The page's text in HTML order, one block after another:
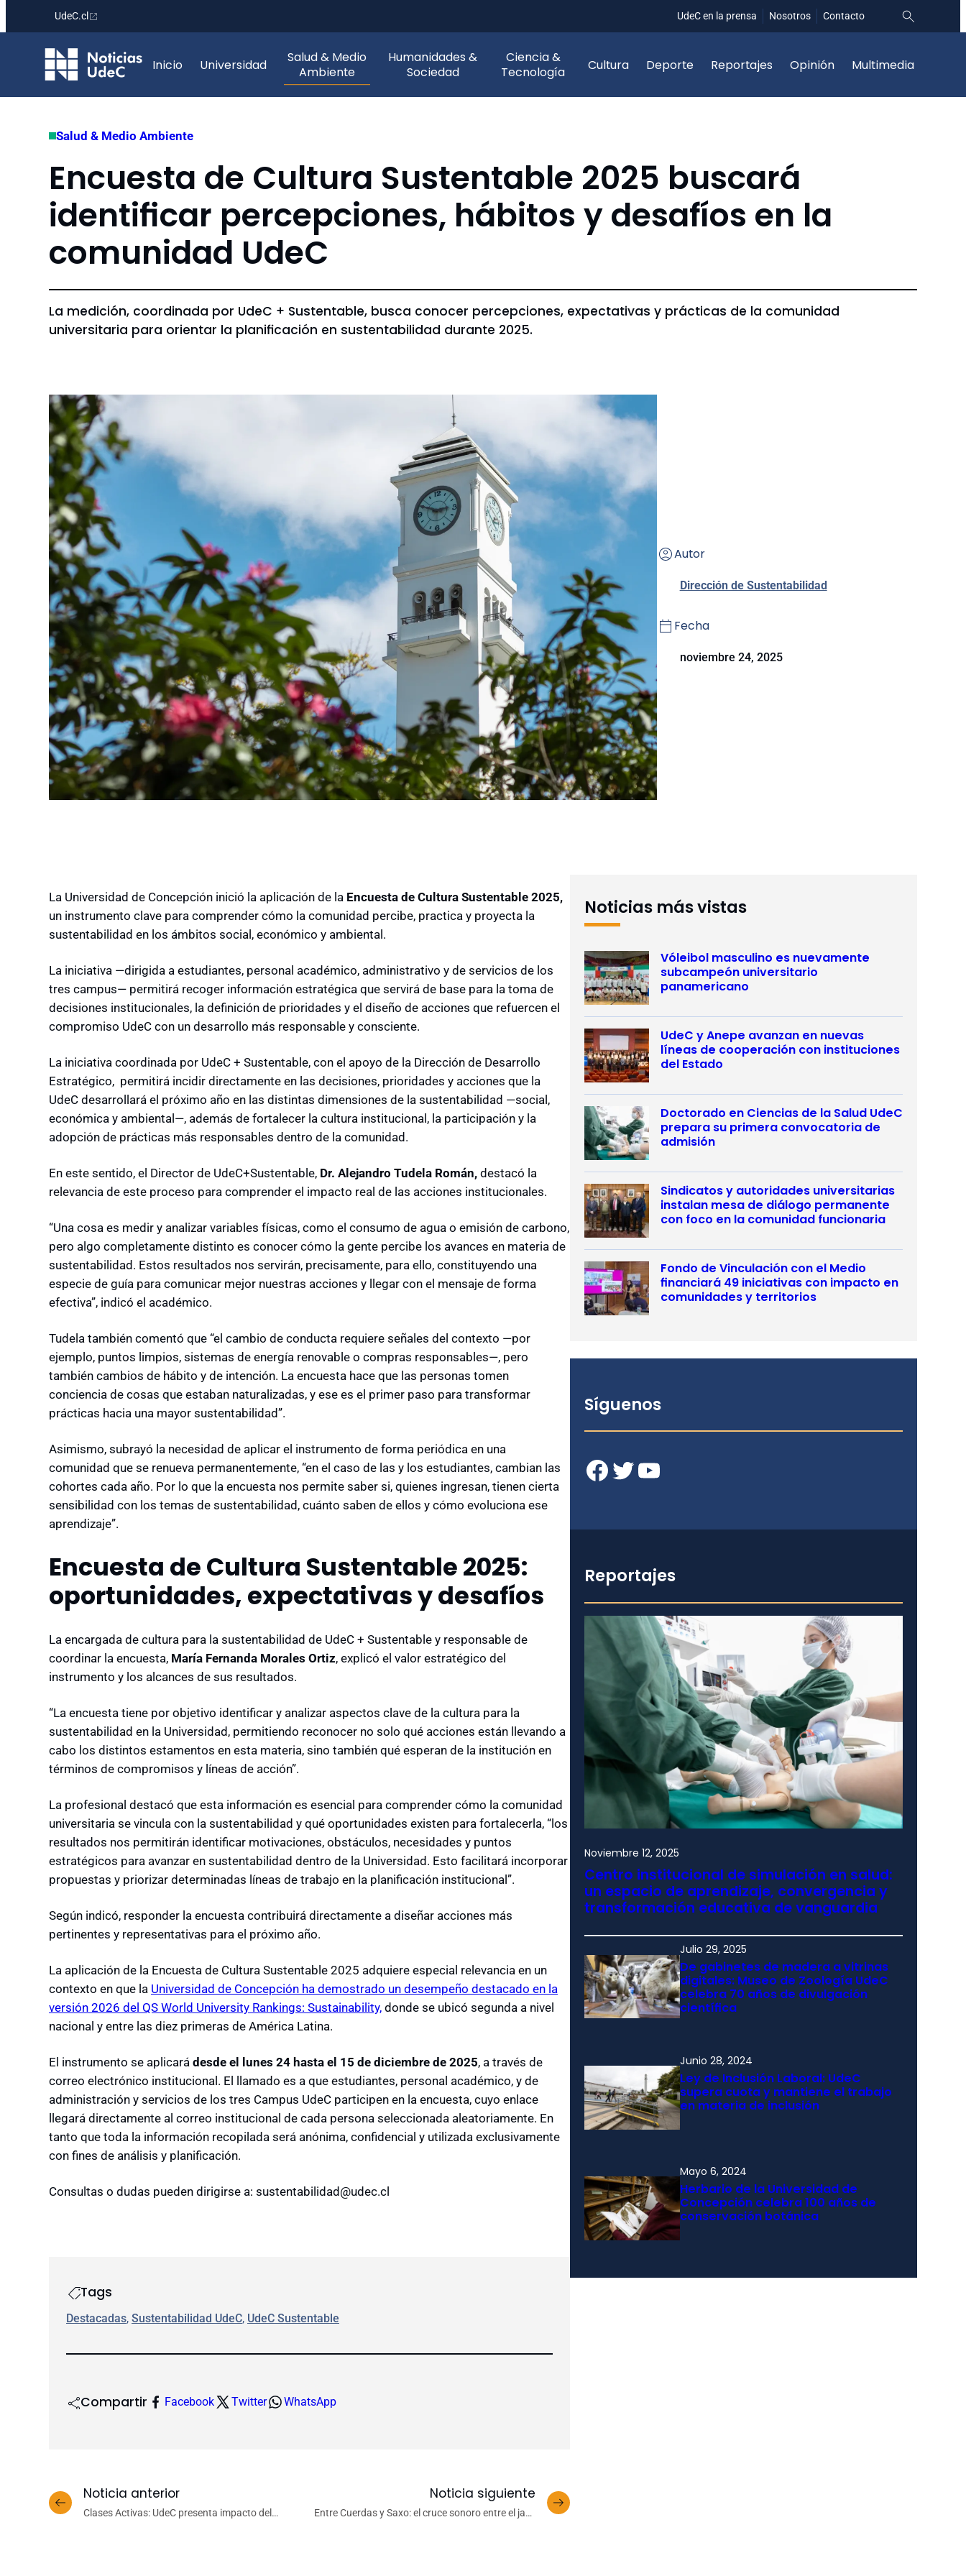
contenido
UdeC.cl UdeC en la prensa Nosotros Contacto
Inicio Universidad
Salud & Medio
Ambiente
Humanidades &
Sociedad
Ciencia &
Tecnología
Cultura Deporte Reportajes Opinión Multimedia
Salud & Medio Ambiente
Encuesta de Cultura Sustentable 2025 buscará
identificar percepciones, hábitos y desafíos en la
comunidad UdeC
La medición, coordinada por UdeC + Sustentable, busca conocer percepciones, expectativas y prácticas de la comunidad
universitaria para orientar la planificación en sustentabilidad durante 2025.
Autor
Dirección de Sustentabilidad
Fecha
noviembre 24, 2025
La Universidad de Concepción inició la aplicación de la Encuesta de Cultura Sustentable 2025,
un instrumento clave para comprender cómo la comunidad percibe, practica y proyecta la
sustentabilidad en los ámbitos social, económico y ambiental.
La iniciativa —dirigida a estudiantes, personal académico, administrativo y de servicios de los
tres campus— permitirá recoger información estratégica que servirá de base para la toma de
decisiones institucionales, la definición de prioridades y el diseño de acciones que refuercen el
compromiso UdeC con un desarrollo más responsable y consciente.
La iniciativa coordinada por UdeC + Sustentable, con el apoyo de la Dirección de Desarrollo
Estratégico, permitirá incidir directamente en las decisiones, prioridades y acciones que la
UdeC desarrollará el próximo año en las distintas dimensiones de la sustentabilidad —social,
económica y ambiental—, además de fortalecer la cultura institucional, la participación y la
adopción de prácticas más responsables dentro de la comunidad.
En este sentido, el Director de UdeC+Sustentable, Dr. Alejandro Tudela Román, destacó la
relevancia de este proceso para comprender el impacto real de las acciones institucionales.
“Una cosa es medir y analizar variables físicas, como el consumo de agua o emisión de carbono,
pero algo completamente distinto es conocer cómo la gente percibe los avances en materia de
sustentabilidad. Estos resultados nos servirán, precisamente, para ello, constituyendo una
especie de guía para comunicar mejor nuestras acciones y llegar con el mensaje de forma
efectiva”, indicó el académico.
Tudela también comentó que “el cambio de conducta requiere señales del contexto —por
ejemplo, puntos limpios, sistemas de energía renovable o compras responsables—, pero
también cambios de hábito y de intención. La encuesta hace que las personas tomen
conciencia de cosas que estaban naturalizadas, y ese es el primer paso para transformar
prácticas hacia una mayor sustentabilidad”.
Asimismo, subrayó la necesidad de aplicar el instrumento de forma periódica en una
comunidad que se renueva permanentemente, “en el caso de las y los estudiantes, cambian las
cohortes cada año. Por lo que la encuesta nos permite saber si, quienes ingresan, tienen cierta
sensibilidad con los temas de sustentabilidad, cuánto saben de ellos y cómo evoluciona ese
aprendizaje”.
Encuesta de Cultura Sustentable 2025:
oportunidades, expectativas y desafíos
La encargada de cultura para la sustentabilidad de UdeC + Sustentable y responsable de
coordinar la encuesta, María Fernanda Morales Ortiz, explicó el valor estratégico del
instrumento y los alcances de sus resultados.
“La encuesta tiene por objetivo identificar y analizar aspectos clave de la cultura para la
sustentabilidad en la Universidad, permitiendo reconocer no solo qué acciones están llevando a
cabo los distintos estamentos en esta materia, sino también qué esperan de la institución en
términos de compromisos y líneas de acción”.
La profesional destacó que esta información es esencial para comprender cómo la comunidad
universitaria se vincula con la sustentabilidad y qué oportunidades existen para fortalecerla, “los
resultados nos permitirán identificar motivaciones, obstáculos, necesidades y puntos
estratégicos para avanzar en sustentabilidad dentro de la Universidad. Esto facilitará incorporar
propuestas y priorizar determinadas líneas de trabajo en la planificación institucional”.
Según indicó, responder la encuesta contribuirá directamente a diseñar acciones más
pertinentes y representativas para el próximo año.
La aplicación de la Encuesta de Cultura Sustentable 2025 adquiere especial relevancia en un
contexto en que la Universidad de Concepción ha demostrado un desempeño destacado en la
versión 2026 del QS World University Rankings: Sustainability, donde se ubicó segunda a nivel
nacional y entre las diez primeras de América Latina.
El instrumento se aplicará desde el lunes 24 hasta el 15 de diciembre de 2025, a través de
correo electrónico institucional. El llamado es a que estudiantes, personal académico, y de
administración y servicios de los tres Campus UdeC participen en la encuesta, cuyo enlace
llegará directamente al correo institucional de cada persona seleccionada aleatoriamente. En
tanto que toda la información recopilada será anónima, confidencial y utilizada exclusivamente
con fines de análisis y planificación.
Consultas o dudas pueden dirigirse a: sustentabilidad@udec.cl
Tags
Destacadas, Sustentabilidad UdeC, UdeC Sustentable
Compartir Facebook Twitter WhatsApp
Noticia anterior
Clases Activas: UdeC presenta impacto del
Noticia siguiente
Entre Cuerdas y Saxo: el cruce sonoro entre el jazz
Noticias más vistas
Vóleibol masculino es nuevamente
subcampeón universitario
panamericano
UdeC y Anepe avanzan en nuevas
líneas de cooperación con instituciones
del Estado
Doctorado en Ciencias de la Salud UdeC
prepara su primera convocatoria de
admisión
Sindicatos y autoridades universitarias
instalan mesa de diálogo permanente
con foco en la comunidad funcionaria
Fondo de Vinculación con el Medio
financiará 49 iniciativas con impacto en
comunidades y territorios
Síguenos
Facebook Twitter YouTube
Reportajes
Noviembre 12, 2025
Centro institucional de simulación en salud:
un espacio de aprendizaje, convergencia y
transformación educativa de vanguardia
Julio 29, 2025
De gabinetes de madera a vitrinas
digitales: Museo de Zoología UdeC
celebra 70 años de divulgación
científica
Junio 28, 2024
Ley de Inclusión Laboral: UdeC
supera cuota y mantiene el trabajo
en materia de inclusión
Mayo 6, 2024
Herbario de la Universidad de
Concepción celebra 100 años de
conservación botánica